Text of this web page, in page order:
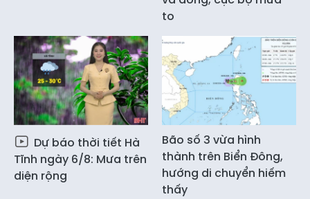
to
Dự báo thời tiết Hà
Tĩnh ngày 6/8: Mưa trên
diện rộng
Bão số 3 vừa hình
thành trên Biển Đông,
hướng di chuyển hiếm
thấy